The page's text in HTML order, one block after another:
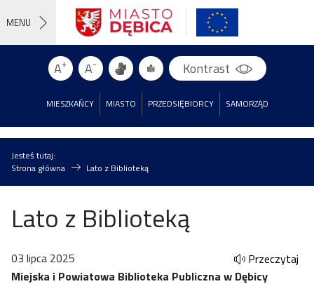
MENU
MIESZKAŃCY MIASTO PRZEDSIĘBIORCY SAMORZĄD
A+ A- Kontrast
Jesteś tutaj:
Strona główna
Lato z Biblioteką
Lato z Biblioteką
03 lipca 2025
Przeczytaj
Miejska i Powiatowa Biblioteka Publiczna w Dębicy